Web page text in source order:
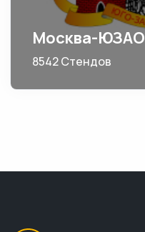
Москва-ЮЗАО
8542 Стендов